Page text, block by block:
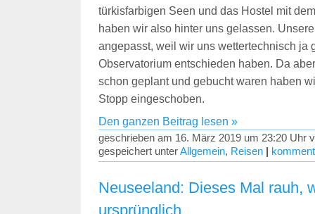
türkisfarbigen Seen und das Hostel mit
haben wir also hinter uns gelassen.
angepasst, weil wir uns wettertechnisch ja
Observatorium entschieden haben. Da
schon geplant und gebucht waren haben
Stopp eingeschoben.
Den ganzen Beitrag lesen »
geschrieben am 16. März 2019 um 23:20 Uhr
gespeichert unterAllgemein, Reisen
Neuseeland: Dieses Mal rauh,
ursprünglich